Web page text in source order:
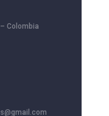
Colombia